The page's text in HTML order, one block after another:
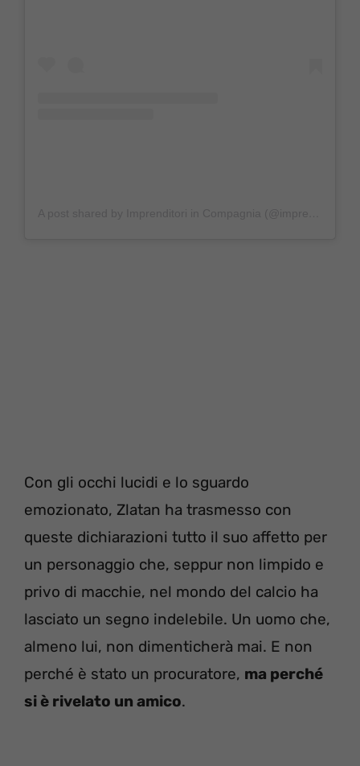
Con gli occhi lucidi e lo sguardo
emozionato, Zlatan ha trasmesso con
queste dichiarazioni tutto il suo affetto per
un personaggio che, seppur non limpido e
privo di macchie, nel mondo del calcio ha
lasciato un segno indelebile. Un uomo che,
almeno lui, non dimenticherà mai. E non
perché è stato un procuratore, ma perché
si è rivelato un amico.